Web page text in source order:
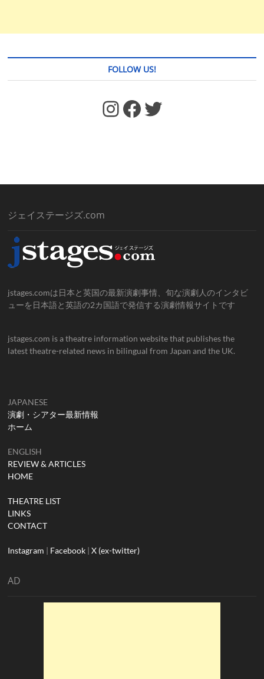
FOLLOW US!
https://www.facebook.com/jstages/ Facebook Twitter
ジェイステージズ.com
jstages.comは日本と英国の最新演劇事情、旬な演劇人のインタビ
ューを日本語と英語の2カ国語で発信する演劇情報サイトです
jstages.com is a theatre information website that publishes the
latest theatre-related news in bilingual from Japan and the UK.
JAPANESE
演劇・シアター最新情報
ホーム
ENGLISH
REVIEW & ARTICLES
HOME
THEATRE LIST
LINKS
CONTACT
Instagram | Facebook |X (ex-twitter)
AD